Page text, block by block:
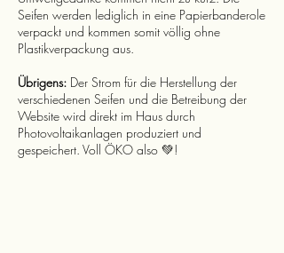
Seifen werden lediglich in eine Papierbanderole
verpackt und kommen somit völlig ohne
Plastikverpackung aus.
Übrigens: Der Strom für die Herstellung der
verschiedenen Seifen und die Betreibung der
Website wird direkt im Haus durch
Photovoltaikanlagen produziert und
gespeichert. Voll ÖKO also 💚!